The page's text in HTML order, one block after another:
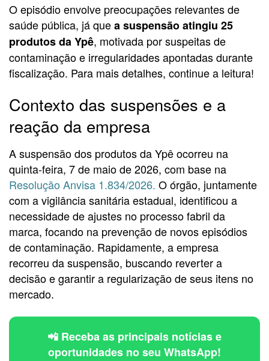
O episódio envolve preocupações relevantes de
saúde pública, já quea suspensão atingiu 25
produtos da Ypê, motivada por suspeitas de
contaminação e irregularidades apontadas durante
fiscalização. Para mais detalhes, continue a leitura!
Contexto das suspensões e a
reação da empresa
A suspensão dos produtos da Ypê ocorreu na
quinta-feira, 7 de maio de 2026, com base na
Resolução Anvisa 1.834/2026. O órgão, juntamente
com a vigilância sanitária estadual, identificou a
necessidade de ajustes no processo fabril da
marca, focando na prevenção de novos episódios
de contaminação. Rapidamente, a empresa
recorreu da suspensão, buscando reverter a
decisão e garantir a regularização de seus itens no
mercado.
📲 Receba as principais notícias e
oportunidades no seu WhatsApp!